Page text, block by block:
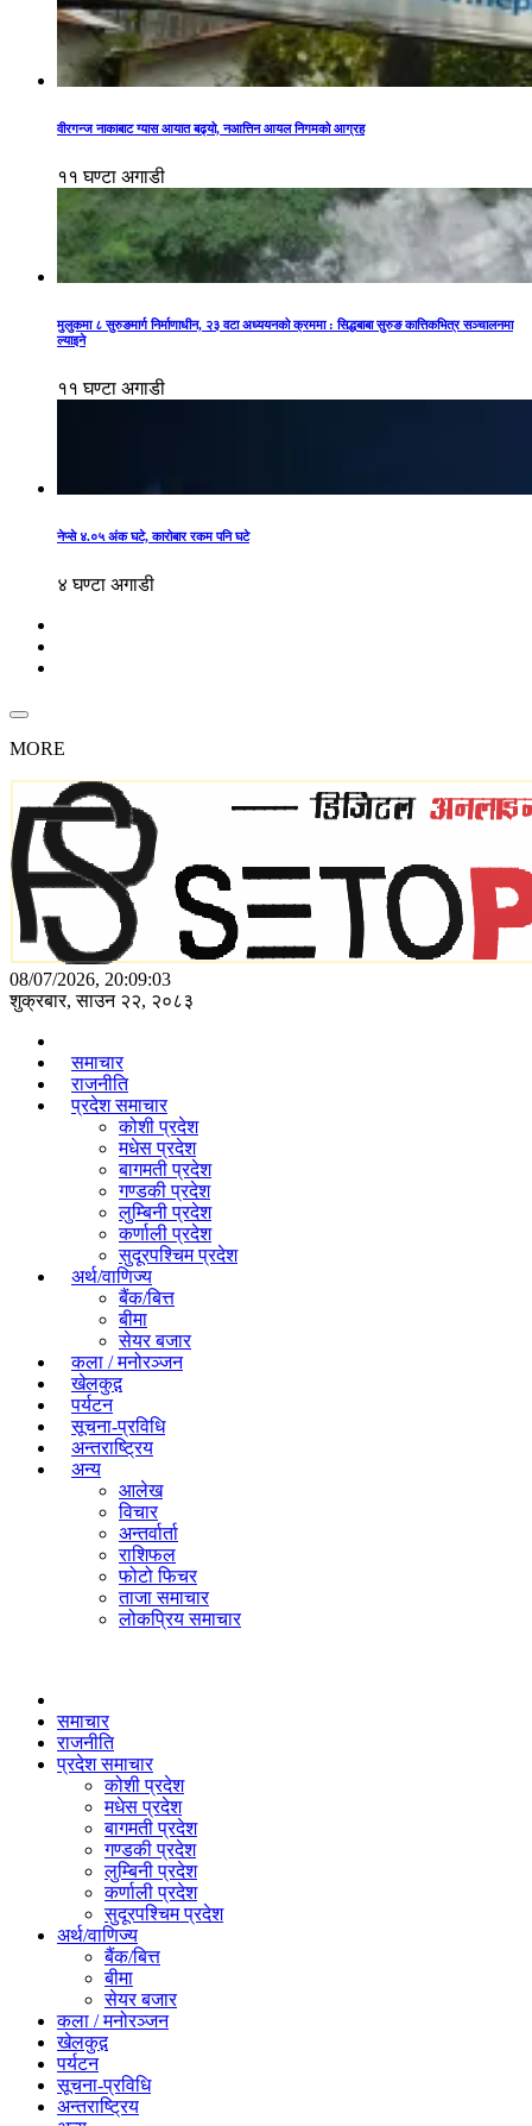
वीरगन्ज नाकाबाट ग्यास आयात बढ्यो, नआत्तिन आयल निगमको आग्रह
११ घण्टा अगाडी
मुलुकमा ८ सुरुङमार्ग निर्माणाधीन, २३ वटा अध्ययनको क्रममा : सिद्धबाबा सुरुङ कात्तिकभित्र सञ्चालनमा
ल्याइने
११ घण्टा अगाडी
नेप्से ४.०५ अंक घटे, कारोबार रकम पनि घटे
४ घण्टा अगाडी
MORE
08/07/2026, 20:09:03
शुक्रबार, साउन २२, २०८३
समाचार
राजनीति
प्रदेश समाचार
कोशी प्रदेश
मधेस प्रदेश
बागमती प्रदेश
गण्डकी प्रदेश
लुम्बिनी प्रदेश
कर्णाली प्रदेश
सुदूरपश्चिम प्रदेश
अर्थ/वाणिज्य
बैंक/बित्त
बीमा
सेयर बजार
कला / मनोरञ्जन
खेलकुद़़
पर्यटन
सूचना-प्रविधि
अन्तराष्ट्रिय
अन्य
आलेख
विचार
अन्तर्वार्ता
राशिफल
फोटो फिचर
ताजा समाचार
लोकप्रिय समाचार
समाचार
राजनीति
प्रदेश समाचार
कोशी प्रदेश
मधेस प्रदेश
बागमती प्रदेश
गण्डकी प्रदेश
लुम्बिनी प्रदेश
कर्णाली प्रदेश
सुदूरपश्चिम प्रदेश
अर्थ/वाणिज्य
बैंक/बित्त
बीमा
सेयर बजार
कला / मनोरञ्जन
खेलकुद़़
पर्यटन
सूचना-प्रविधि
अन्तराष्ट्रिय